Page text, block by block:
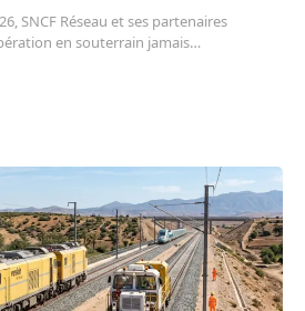
SNCF Réseau et ses partenaires
en souterrain jamais…